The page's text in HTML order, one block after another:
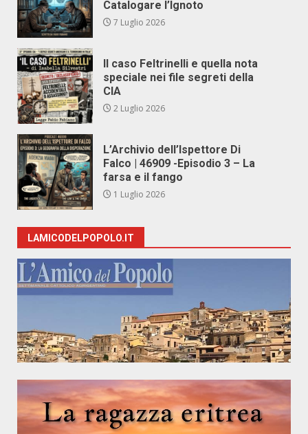
Catalogare l’Ignoto
7 Luglio 2026
Il caso Feltrinelli e quella nota
speciale nei file segreti della
CIA
2 Luglio 2026
L’Archivio dell’Ispettore Di
Falco | 46909 -Episodio 3 – La
farsa e il fango
1 Luglio 2026
LAMICODELPOPOLO.IT